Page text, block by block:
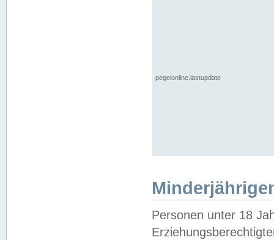
pegelonline.lastupdate
Personen unter 18